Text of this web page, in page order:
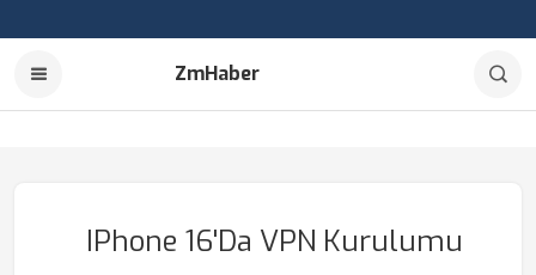
ZmHaber
IPhone 16'da VPN Kurulumu